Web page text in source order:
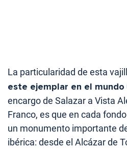
La particularidad de esta
este ejemplar en el mundo
encargo de Salazar a Vista
Franco, es que en cada
un monumento importante
ibérica: desde el Alcázar de